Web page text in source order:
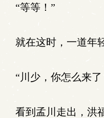
“等等！”
就在这时，一道年
“川少，你怎么来了
看到孟川走出，洪